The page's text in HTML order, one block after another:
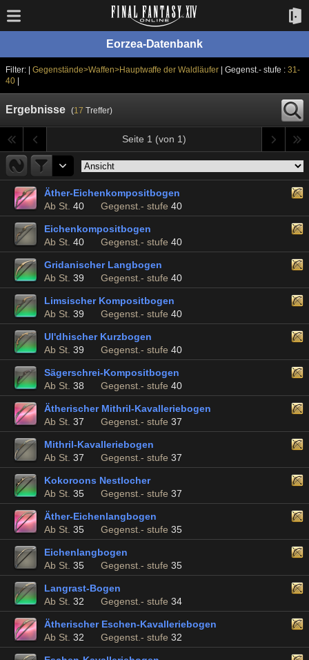
Eorzea-Datenbank
Filter: | Gegenstände>Waffen>Hauptwaffe der Waldläufer | Gegenst.- stufe : 31-
40|
Ergebnisse (17 Treffer)
Seite 1 (von 1)
Äther-Eichenkompositbogen
Ab St. 40 Gegenst.- stufe 40
Eichenkompositbogen
Ab St. 40 Gegenst.- stufe 40
Gridanischer Langbogen
Ab St. 39 Gegenst.- stufe 40
Limsischer Kompositbogen
Ab St. 39 Gegenst.- stufe 40
Ul'dhischer Kurzbogen
Ab St. 39 Gegenst.- stufe 40
Sägerschrei-Kompositbogen
Ab St. 38 Gegenst.- stufe 40
Ätherischer Mithril-Kavalleriebogen
Ab St. 37 Gegenst.- stufe 37
Mithril-Kavalleriebogen
Ab St. 37 Gegenst.- stufe 37
Kokoroons Nestlocher
Ab St. 35 Gegenst.- stufe 37
Äther-Eichenlangbogen
Ab St. 35 Gegenst.- stufe 35
Eichenlangbogen
Ab St. 35 Gegenst.- stufe 35
Langrast-Bogen
Ab St. 32 Gegenst.- stufe 34
Ätherischer Eschen-Kavalleriebogen
Ab St. 32 Gegenst.- stufe 32